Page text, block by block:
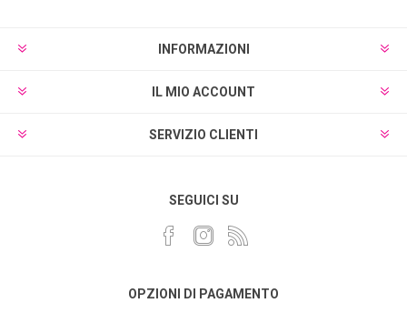
INFORMAZIONI
IL MIO ACCOUNT
SERVIZIO CLIENTI
SEGUICI SU
OPZIONI DI PAGAMENTO